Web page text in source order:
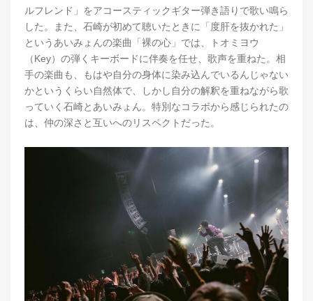
ルフレンド」をアコースティックギター弾き語りで歌い鳴ら
した。また、石崎が初めて聴いたときに「度肝を抜かれた」
というあいみょんの楽曲「裸の心」では、トオミヨウ
（Key）の弾くキーボードに伴奏を任せ、歌声を重ねた。相
手の楽曲も、もはや自分の身体に染み込んでいるんじゃない
かというくらい自然体で、しかし自分の解釈を重ねながら歌
っていく石崎とあいみょん。特別なコラボから感じられたの
は、仲の深さと互いへのリスペクトだった。